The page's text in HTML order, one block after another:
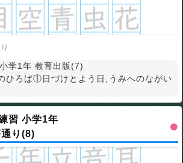
学1年 教育出版(7)
ひろば①日づけとよう日,うみへのながい
習 小学1年
り(8)